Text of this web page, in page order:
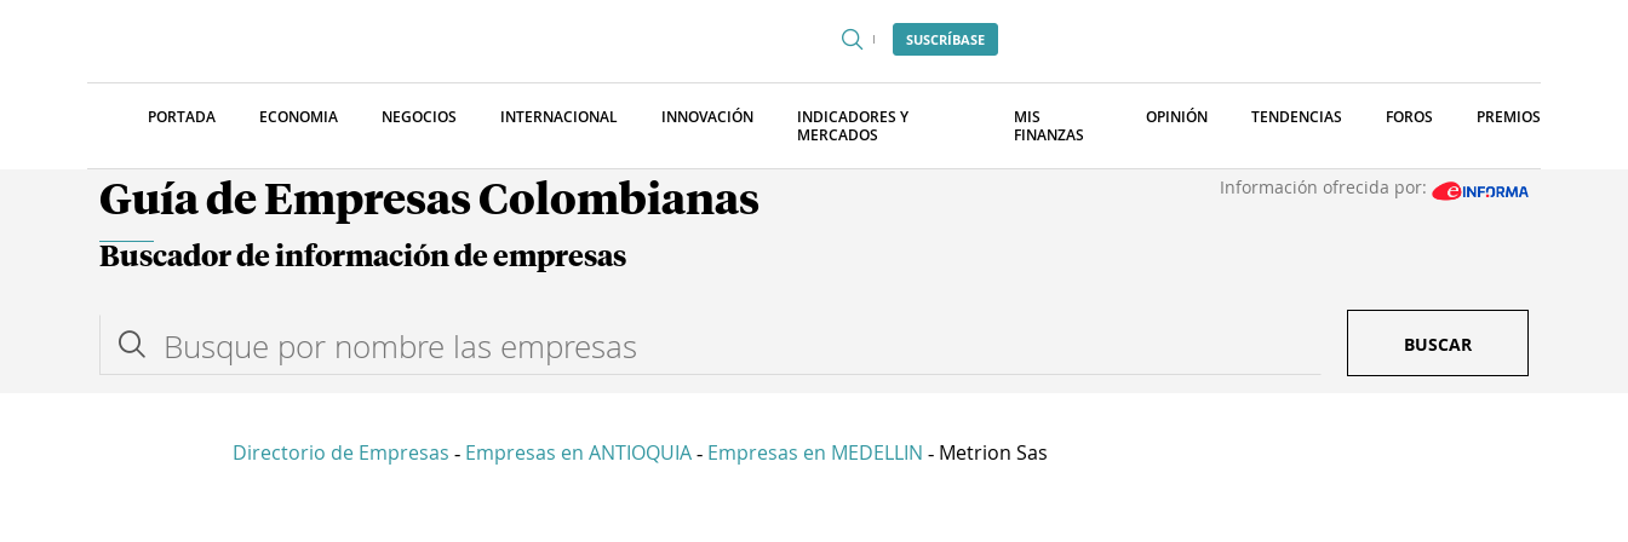
SUSCRÍBASE
PORTADA ECONOMIA NEGOCIOS INTERNACIONAL INNOVACIÓN
INDICADORES Y
MERCADOS
MIS
FINANZAS
OPINIÓN TENDENCIAS FOROS PREMIOS
Guía de Empresas Colombianas Información ofrecida por:
Buscador de información de empresas
BUSCAR
Directorio de Empresas - Empresas en ANTIOQUIA - Empresas en MEDELLIN - Metrion Sas